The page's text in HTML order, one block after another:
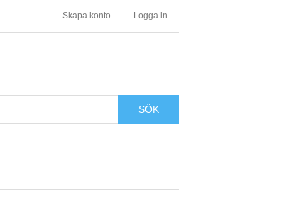
Skapa konto Logga in
SÖK